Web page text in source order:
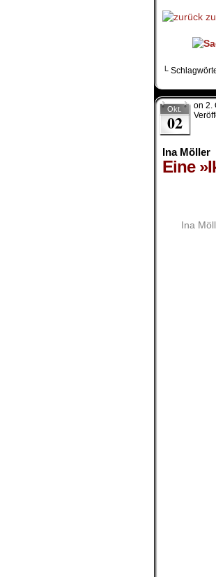
└
Okt.
02
on 2.
Ina Möller
Eine
Ina